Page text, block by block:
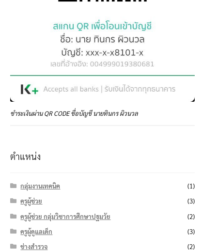
ชำระเงินผ่าน QR CODE ชื่อบัญชี นายทินกร ผิวนวล
ตำแหน่ง
กลุ่มงานเทคนิค
(1)
ครูผู้ช่วย
(3)
ครูผู้ช่วย กลุ่มวิชาการศึกษาปฐมวัย
(2)
ครูผู้ดูแลเด็ก
(3)
ช่างสำรวจ
(2)